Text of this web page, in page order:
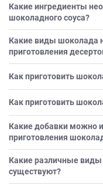
Какие ингредиенты
шоколадного соуса?
Какие виды шоколада
приготовления
Как приготовить
Как приготовить
Какие добавки можно
приготовления
Какие различные
существуют?